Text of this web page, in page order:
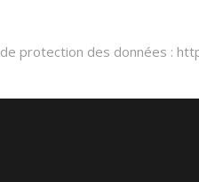
protection des données :